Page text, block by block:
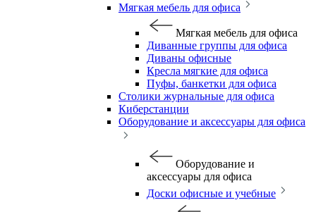
Мягкая мебель для офиса
Мягкая мебель для офиса
Диванные группы для офиса
Диваны офисные
Кресла мягкие для офиса
Пуфы, банкетки для офиса
Столики журнальные для офиса
Киберстанции
Оборудование и аксессуары для офиса
Оборудование и
аксессуары для офиса
Доски офисные и учебные